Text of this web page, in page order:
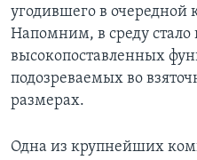
угодившего в
Напомним, в среду стало
высокопоставленных
подозреваемых во
размерах.
Одна из крупнейших